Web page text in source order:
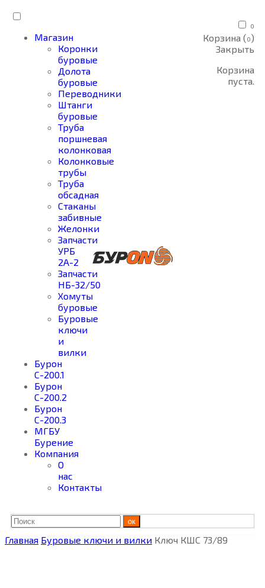
Магазин
Коронки
буровые
Долота
буровые
Переводники
Штанги
буровые
Труба
поршневая
колонковая
Колонковые
трубы
Труба
обсадная
Стаканы
забивные
Желонки
Запчасти
УРБ
2А-2
Запчасти
НБ-32/50
Хомуты
буровые
Буровые
ключи
и
вилки
Бурон
С-200.1
Бурон
С-200.2
Бурон
С-200.3
МГБУ
Бурение
Компания
О
нас
Контакты
0
Корзина (0)
Закрыть
Корзина
пуста.
ок
Главная Буровые ключи и вилки Ключ КШС 73/89